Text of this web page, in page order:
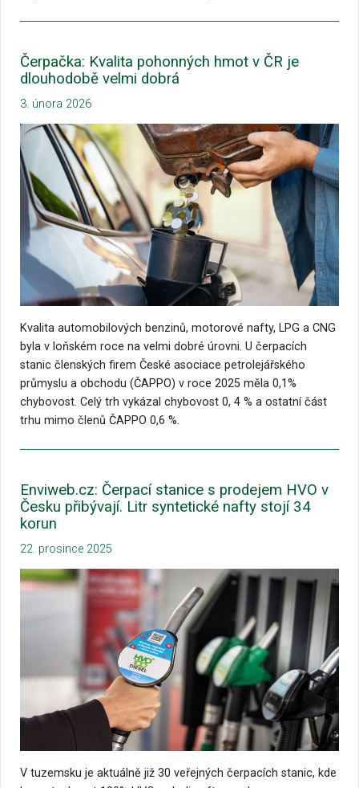
Čerpačka: Kvalita pohonných hmot v ČR je
dlouhodobě velmi dobrá
3. února 2026
Kvalita automobilových benzinů, motorové nafty, LPG a CNG
byla v loňském roce na velmi dobré úrovni. U čerpacích
stanic členských firem České asociace petrolejářského
průmyslu a obchodu (ČAPPO) v roce 2025 měla 0,1%
chybovost. Celý trh vykázal chybovost 0, 4 % a ostatní část
trhu mimo členů ČAPPO 0,6 %.
Enviweb.cz: Čerpací stanice s prodejem HVO v
Česku přibývají. Litr syntetické nafty stojí 34
korun
22. prosince 2025
V tuzemsku je aktuálně již 30 veřejných čerpacích stanic, kde